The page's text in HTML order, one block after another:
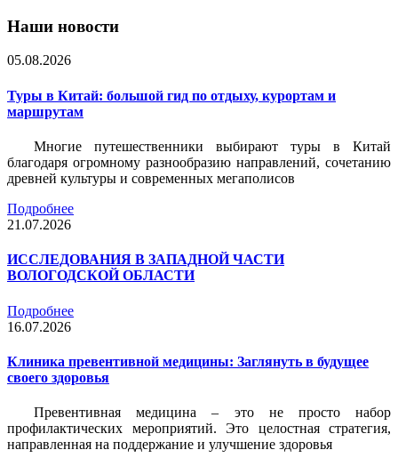
Наши новости
05.08.2026
Туры в Китай: большой гид по отдыху, курортам и
маршрутам
Многие путешественники выбирают туры в Китай
благодаря огромному разнообразию направлений, сочетанию
древней культуры и современных мегаполисов
Подробнее
21.07.2026
ИССЛЕДОВАНИЯ В ЗАПАДНОЙ ЧАСТИ
ВОЛОГОДСКОЙ ОБЛАСТИ
Подробнее
16.07.2026
Клиника превентивной медицины: Заглянуть в будущее
своего здоровья
Превентивная медицина – это не просто набор
профилактических мероприятий. Это целостная стратегия,
направленная на поддержание и улучшение здоровья